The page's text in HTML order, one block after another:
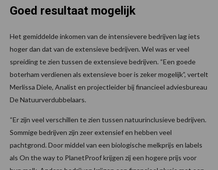
Goed resultaat mogelijk
Het gemiddelde inkomen van de intensievere bedrijven lag iets
hoger dan dat van de extensieve bedrijven. Wel was er veel
spreiding te zien tussen de extensieve bedrijven. “Een goede
boterham verdienen als extensieve boer is zeker mogelijk”, vertelt
Merlissa Diele, Analist en projectleider bij financieel adviesbureau
De Natuurverdubbelaars.
“Er zijn veel verschillen te zien tussen natuurinclusieve bedrijven.
Sommige bedrijven zijn zeer extensief en hebben veel
pachtgrond. Door middel van een biologische melkprijs en labels
als On the way to PlanetProof krijgen zij een hogere prijs voor